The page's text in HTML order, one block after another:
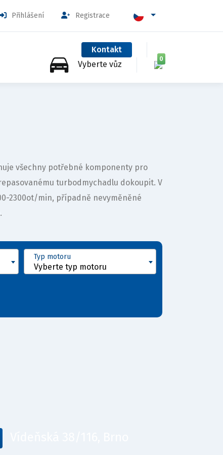
Přihlášení Registrace
Kontakt
Vyberte vůz
0
všechny potřebné komponenty pro
turbodmychadlu dokoupit. V
2300ot/min, případně nevyměněné
Vyberte typ motoru
Typ motoru